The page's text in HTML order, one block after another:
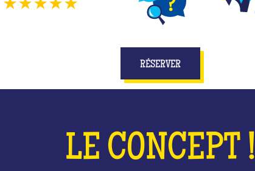
RÉSERVER
LE CONCEPT !